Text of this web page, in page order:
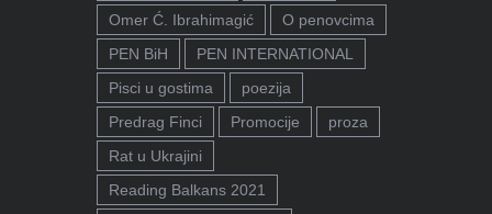
Omer Ć. Ibrahimagić
O penovcima
PEN BiH
PEN INTERNATIONAL
Pisci u gostima
poezija
Predrag Finci
Promocije
proza
Rat u Ukrajini
Reading Balkans 2021